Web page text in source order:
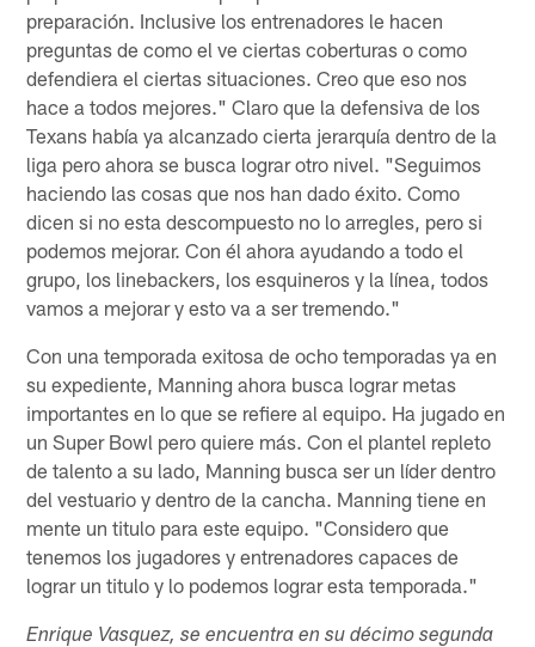
preparación. Inclusive los entrenadores le hacen
preguntas de como el ve ciertas coberturas o como
defendiera el ciertas situaciones. Creo que eso nos
hace a todos mejores." Claro que la defensiva de los
Texans había ya alcanzado cierta jerarquía dentro de la
liga pero ahora se busca lograr otro nivel. "Seguimos
haciendo las cosas que nos han dado éxito. Como
dicen si no esta descompuesto no lo arregles, pero si
podemos mejorar. Con él ahora ayudando a todo el
grupo, los linebackers, los esquineros y la línea, todos
vamos a mejorar y esto va a ser tremendo."
Con una temporada exitosa de ocho temporadas ya en
su expediente, Manning ahora busca lograr metas
importantes en lo que se refiere al equipo. Ha jugado en
un Super Bowl pero quiere más. Con el plantel repleto
de talento a su lado, Manning busca ser un líder dentro
del vestuario y dentro de la cancha. Manning tiene en
mente un titulo para este equipo. "Considero que
tenemos los jugadores y entrenadores capaces de
lograr un titulo y lo podemos lograr esta temporada."
Enrique Vasquez, se encuentra en su décimo segunda